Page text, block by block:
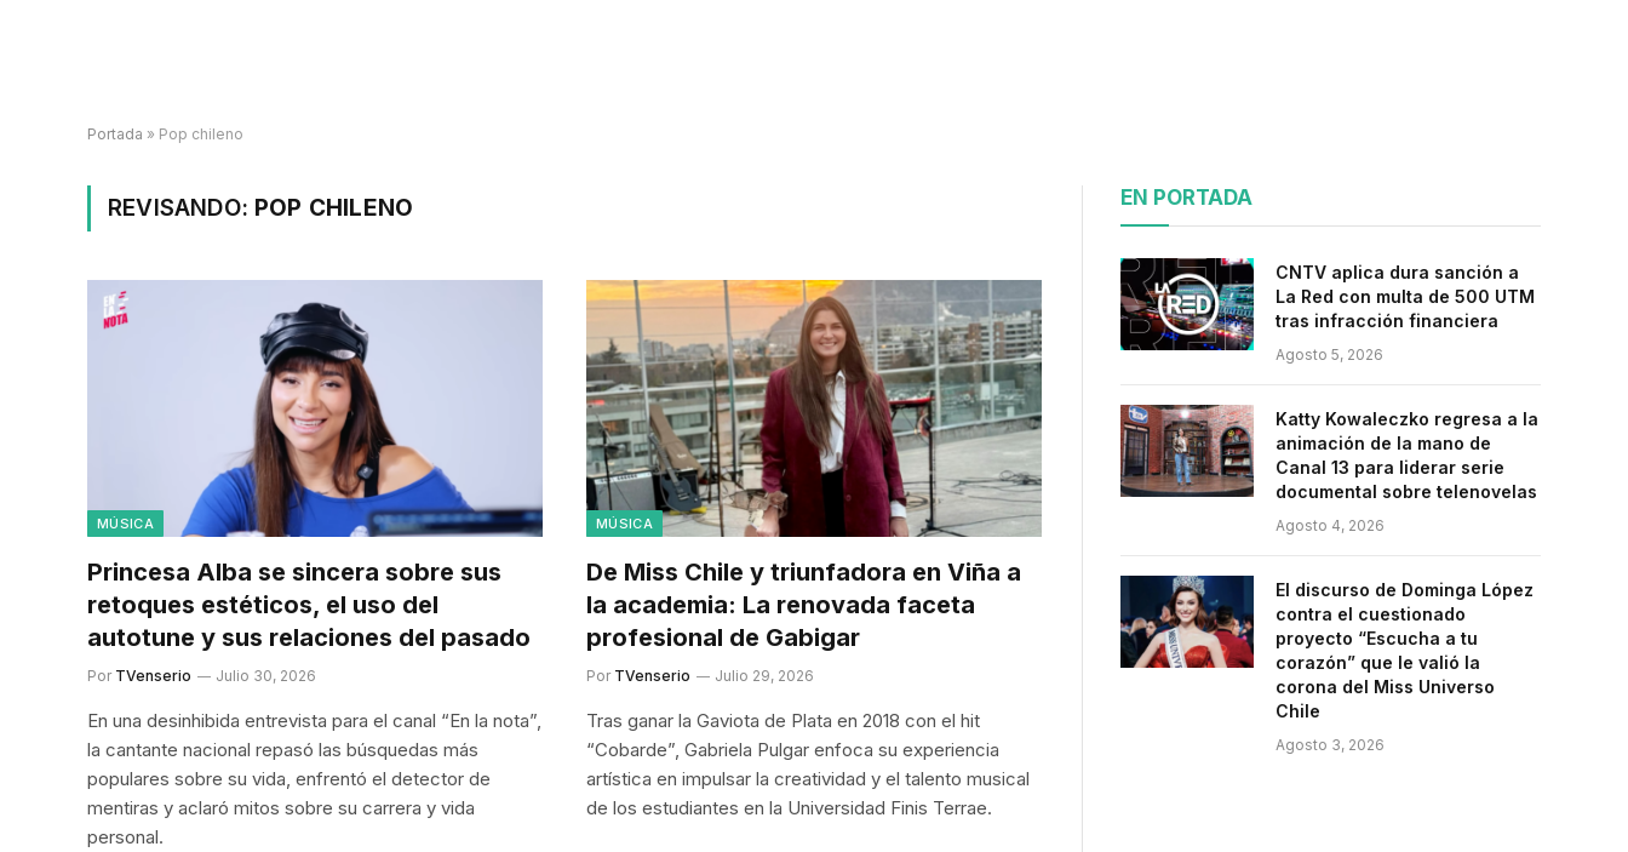
Portada » Pop chileno
REVISANDO: POP CHILENO
MÚSICA
Princesa Alba se sincera sobre sus
retoques estéticos, el uso del
autotune y sus relaciones del pasado
Por TVenserio Julio 30, 2026
En una desinhibida entrevista para el canal “En la nota”,
la cantante nacional repasó las búsquedas más
populares sobre su vida, enfrentó el detector de
mentiras y aclaró mitos sobre su carrera y vida
personal.
MÚSICA
De Miss Chile y triunfadora en Viña a
la academia: La renovada faceta
profesional de Gabigar
Por TVenserio Julio 29, 2026
Tras ganar la Gaviota de Plata en 2018 con el hit
“Cobarde”, Gabriela Pulgar enfoca su experiencia
artística en impulsar la creatividad y el talento musical
de los estudiantes en la Universidad Finis Terrae.
EN PORTADA
CNTV aplica dura sanción a
La Red con multa de 500 UTM
tras infracción financiera
Agosto 5, 2026
Katty Kowaleczko regresa a la
animación de la mano de
Canal 13 para liderar serie
documental sobre telenovelas
Agosto 4, 2026
El discurso de Dominga López
contra el cuestionado
proyecto “Escucha a tu
corazón” que le valió la
corona del Miss Universo
Chile
Agosto 3, 2026